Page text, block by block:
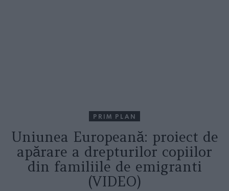
PRIM PLAN
Uniunea Europeană: proiect de
apărare a drepturilor copiilor
din familiile de emigranti
(VIDEO)